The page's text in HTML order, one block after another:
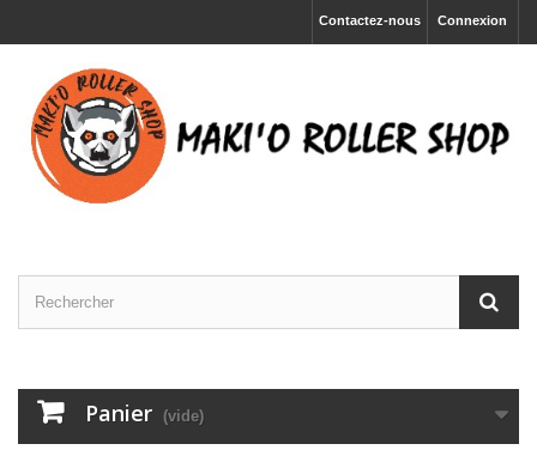
Connexion
Contactez-nous
Panier (vide)